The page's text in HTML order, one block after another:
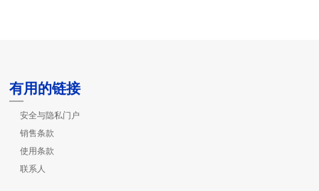
有用的链接
安全与隐私门户
销售条款
使用条款
联系人